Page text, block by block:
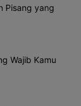
Pisang yang
Wajib Kamu